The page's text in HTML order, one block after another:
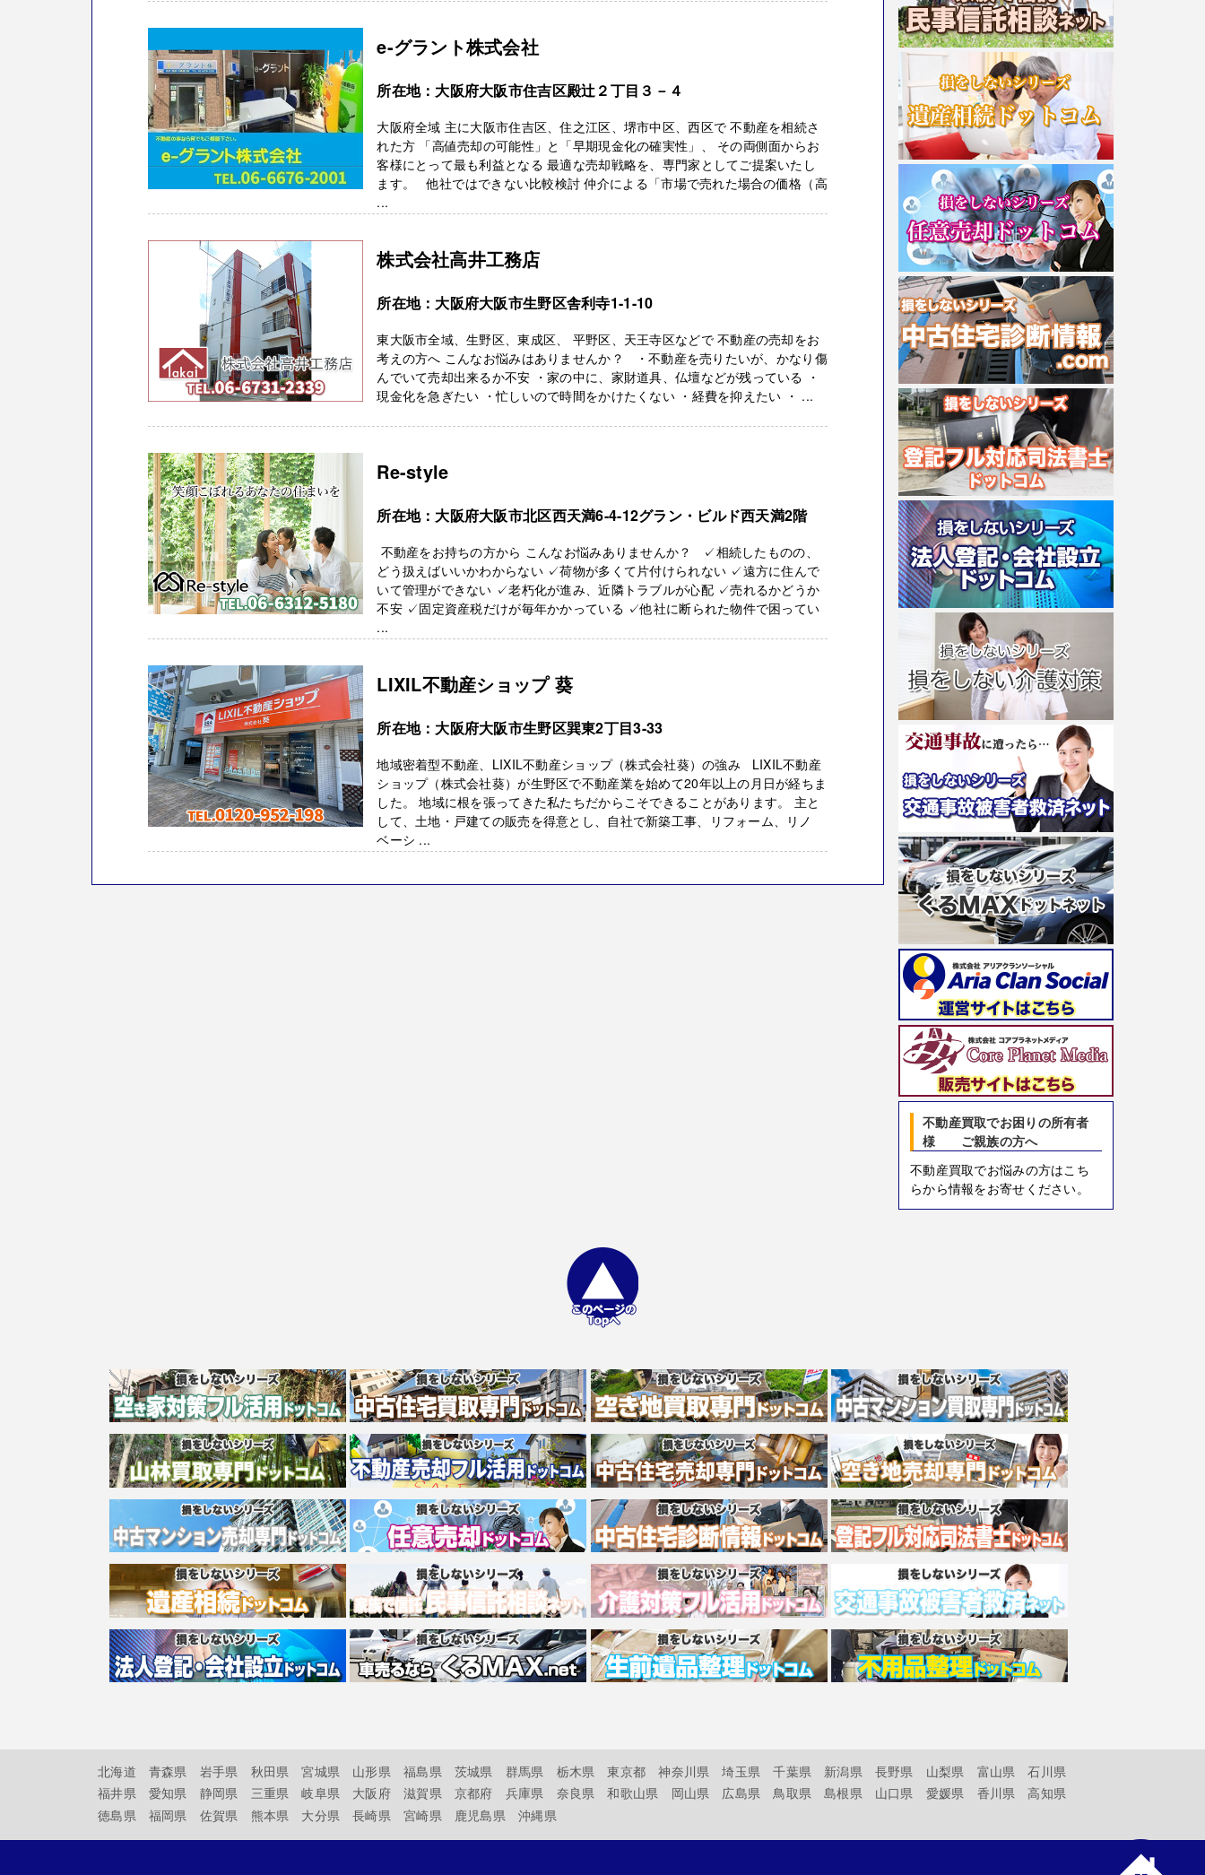
e-グラント株式会社
所在地：大阪府大阪市住吉区殿辻２丁目３－４
大阪府全域 主に大阪市住吉区、住之江区、堺市中区、西区で 不動産を相続さ
れた方 「高値売却の可能性」と「早期現金化の確実性」、 その両側面からお
客様にとって最も利益となる 最適な売却戦略を、専門家としてご提案いたし
ます。 他社ではできない比較検討 仲介による「市場で売れた場合の価格（高
...
株式会社高井工務店
所在地：大阪府大阪市生野区舎利寺1-1-10
東大阪市全域、生野区、東成区、 平野区、天王寺区などで 不動産の売却をお
考えの方へ こんなお悩みはありませんか？ ・不動産を売りたいが、かなり傷
んでいて売却出来るか不安 ・家の中に、家財道具、仏壇などが残っている ・
現金化を急ぎたい ・忙しいので時間をかけたくない ・経費を抑えたい ・ ...
Re-style
所在地：大阪府大阪市北区西天満6-4-12グラン・ビルド西天満2階
不動産をお持ちの方から こんなお悩みありませんか？ ✓相続したものの、
どう扱えばいいかわからない ✓荷物が多くて片付けられない ✓遠方に住んで
いて管理ができない ✓老朽化が進み、近隣トラブルが心配 ✓売れるかどうか
不安 ✓固定資産税だけが毎年かかっている ✓他社に断られた物件で困ってい
...
LIXIL不動産ショップ 葵
所在地：大阪府大阪市生野区巽東2丁目3-33
地域密着型不動産、LIXIL不動産ショップ（株式会社葵）の強み LIXIL不動産
ショップ（株式会社葵）が生野区で不動産業を始めて20年以上の月日が経ちま
した。 地域に根を張ってきた私たちだからこそできることがあります。 主と
して、土地・戸建ての販売を得意とし、自社で新築工事、リフォーム、リノ
ベーシ ...
不動産買取でお困りの所有者
様 ご親族の方へ
不動産買取でお悩みの方はこち
らから情報をお寄せください。
北海道 青森県 岩手県 秋田県 宮城県 山形県 福島県 茨城県 群馬県 栃木県 東京都 神奈川県 埼玉県 千葉県 新潟県 長野県 山梨県 富山県
石川県
福井県
愛知県 静岡県 三重県 岐阜県 大阪府 滋賀県 京都府 兵庫県 奈良県 和歌山県 岡山県 広島県 鳥取県 島根県 山口県 愛媛県 香川県
高知県
徳島県
福岡県 佐賀県 熊本県 大分県 長崎県 宮崎県 鹿児島県 沖縄県